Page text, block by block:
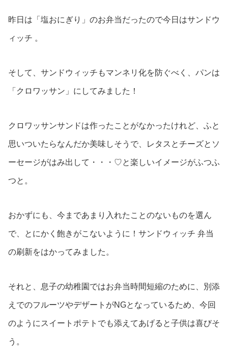
昨日は「塩おにぎり」のお弁当だったので今日はサンドウ
ィッチ 。
そして、サンドウィッチもマンネリ化を防ぐべく、パンは
「クロワッサン」にしてみました！
クロワッサンサンドは作ったことがなかったけれど、ふと
思いついたらなんだか美味しそうで、レタスとチーズとソ
ーセージがはみ出して・・・♡︎と楽しいイメージがふつふ
つと。
おかずにも、今まであまり入れたことのないものを選ん
で、とにかく飽きがこないように！サンドウィッチ 弁当
の刷新をはかってみました。
それと、息子の幼稚園ではお弁当時間短縮のために、別添
えでのフルーツやデザートがNGとなっているため、今回
のようにスイートポテトでも添えてあげると子供は喜びそ
う。